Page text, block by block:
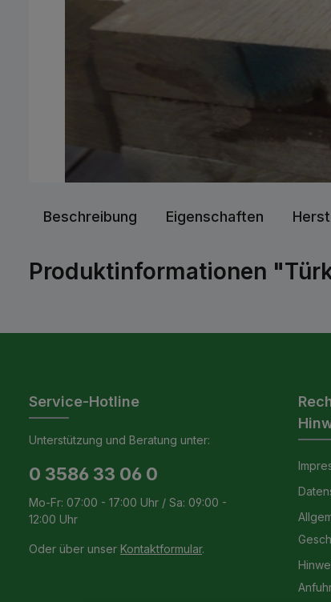
Beschreibung Eigenschaften
Produktinformationen
Service-Hotline
Unterstützung und Beratung unter:
0 3586 33 06 0
Mo-Fr: 07:00 - 17:00 Uhr / Sa: 09:00 -
12:00 Uhr
Oder über unser Kontaktformular.